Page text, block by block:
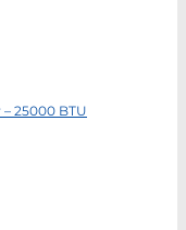
25000 BTU